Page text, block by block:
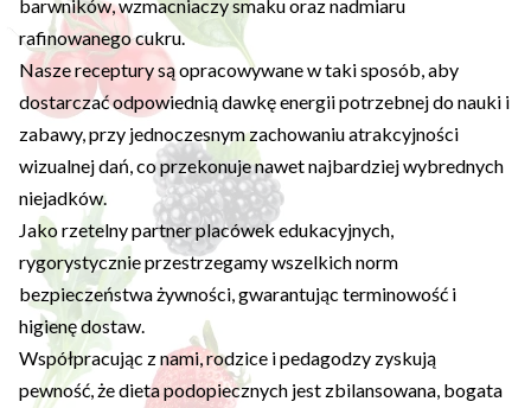
barwników, wzmacniaczy smaku oraz nadmiaru
rafinowanego cukru.
Nasze receptury są opracowywane w taki sposób, aby
dostarczać odpowiednią dawkę energii potrzebnej do nauki i
zabawy, przy jednoczesnym zachowaniu atrakcyjności
wizualnej dań, co przekonuje nawet najbardziej wybrednych
niejadków.
Jako rzetelny partner placówek edukacyjnych,
rygorystycznie przestrzegamy wszelkich norm
bezpieczeństwa żywności, gwarantując terminowość i
higienę dostaw.
Współpracując z nami, rodzice i pedagodzy zyskują
pewność, że dieta podopiecznych jest zbilansowana, bogata